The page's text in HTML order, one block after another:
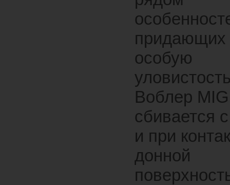
придающих
особую
Воблер
сбивается
и при
донной